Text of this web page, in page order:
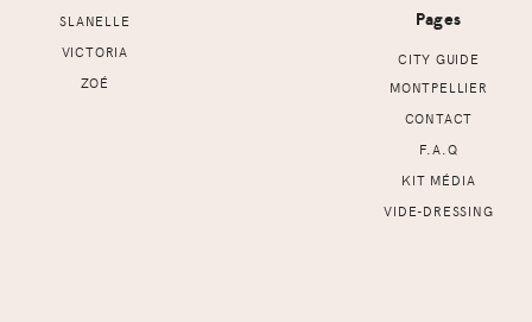
SLANELLE
VICTORIA
ZOÉ
Pages
CITY GUIDE
MONTPELLIER
CONTACT
F.A.Q
KIT MÉDIA
VIDE-DRESSING